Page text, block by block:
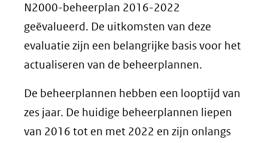
N2000-beheerplan 2016-2022
geëvalueerd. De uitkomsten van deze
evaluatie zijn een belangrijke basis voor het
actualiseren van de beheerplannen.
De beheerplannen hebben een looptijd van
zes jaar. De huidige beheerplannen liepen
van 2016 tot en met 2022 en zijn onlangs